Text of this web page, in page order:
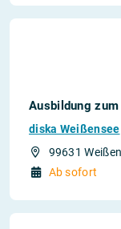
Ausbildung
diska Weißensee
99631
Ab sofort